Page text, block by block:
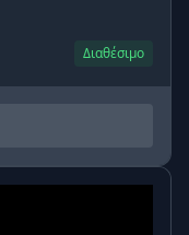
Διαθέσιμο